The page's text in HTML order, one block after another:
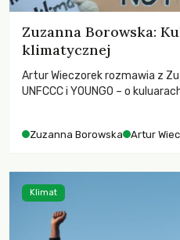
Zuzanna Borowska:
klimatycznej
Artur Wieczorek rozmawia z
UNFCCC i YOUNGO – o
Zuzanna Borowska Artur
Klimat